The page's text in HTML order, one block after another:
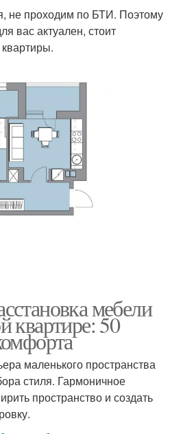
не проходим по БТИ. Поэтому
вас актуален, стоит
мебели
квартире: 50
маленького пространства
стиля. Гармоничное
пространство и создать